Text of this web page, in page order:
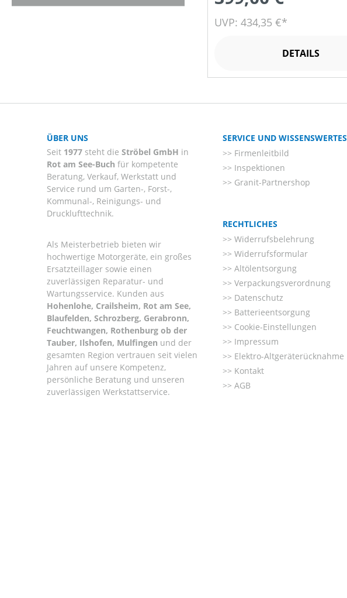
UVP: 434,35 €*
DETAILS
ÜBER UNS
Seit 1977 steht die Ströbel GmbH in
Rot am See-Buch für kompetente
Beratung, Verkauf, Werkstatt und
Service rund um Garten-, Forst-,
Kommunal-, Reinigungs- und
Drucklufttechnik.
Als Meisterbetrieb bieten wir
hochwertige Motorgeräte, ein großes
Ersatzteillager sowie einen
zuverlässigen Reparatur- und
Wartungsservice. Kunden aus
Hohenlohe, Crailsheim, Rot am See,
Blaufelden, Schrozberg, Gerabronn,
Feuchtwangen, Rothenburg ob der
Tauber, Ilshofen, Mulfingen und der
gesamten Region vertrauen seit vielen
Jahren auf unsere Kompetenz,
persönliche Beratung und unseren
zuverlässigen Werkstattservice.
SERVICE UND WISSENSWERTES
Firmenleitbild
Inspektionen
Granit-Partnershop
RECHTLICHES
Widerrufsbelehrung
Widerrufsformular
Altölentsorgung
Verpackungsverordnung
Datenschutz
Batterieentsorgung
Cookie-Einstellungen
Impressum
Elektro-Altgeräterücknahme
Kontakt
AGB